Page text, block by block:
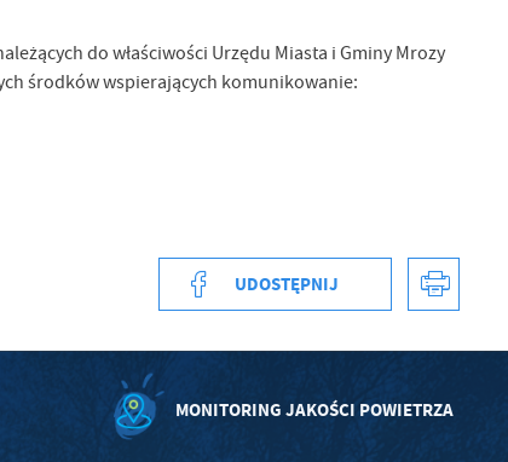
do właściwości Urzędu Miasta i Gminy Mrozy
środków wspierających komunikowanie:
UDOSTĘPNIJ
MONITORING JAKOŚCI POWIETRZA